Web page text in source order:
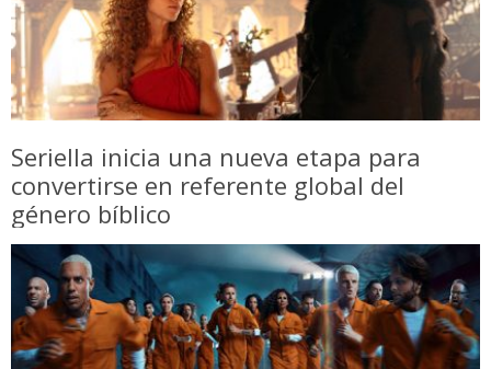
Seriella inicia una nueva etapa para
convertirse en referente global del
género bíblico